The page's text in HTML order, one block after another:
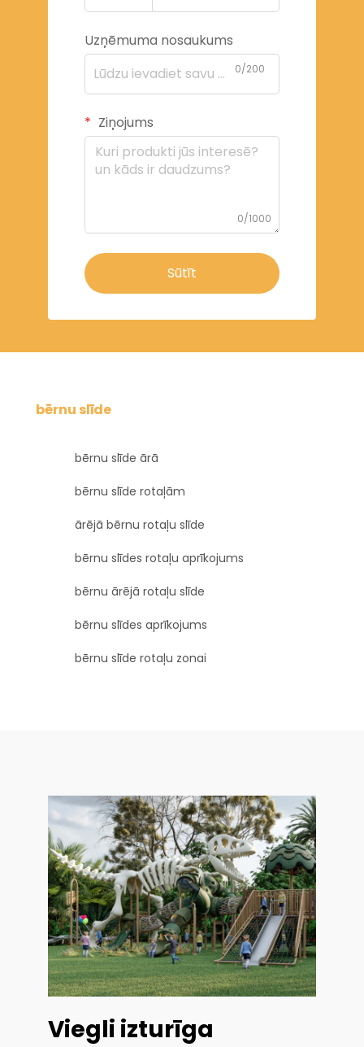
Uzņēmuma nosaukums
0/200
Ziņojums
0/1000
Sūtīt
bērnu slīde
bērnu slīde ārā
bērnu slīde rotaļām
ārējā bērnu rotaļu slīde
bērnu slīdes rotaļu aprīkojums
bērnu ārējā rotaļu slīde
bērnu slīdes aprīkojums
bērnu slīde rotaļu zonai
Viegli izturīga